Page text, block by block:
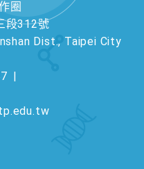
圈
段312號
Dist., Taipei City
|